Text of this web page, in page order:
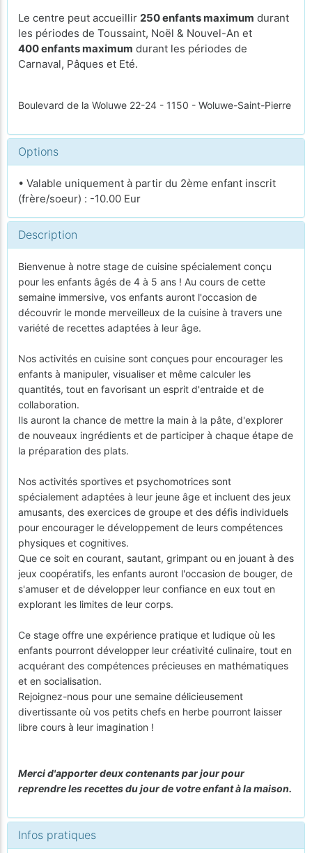
Le centre peut accueillir 250 enfants maximum durant
les périodes de Toussaint, Noël & Nouvel-An et
400 enfants maximum durant les périodes de
Carnaval, Pâques et Eté.
Boulevard de la Woluwe 22-24 - 1150 - Woluwe-Saint-Pierre
Options
• Valable uniquement à partir du 2ème enfant inscrit
(frère/soeur) : -10.00 Eur
Description
Bienvenue à notre stage de cuisine spécialement conçu
pour les enfants âgés de 4 à 5 ans ! Au cours de cette
semaine immersive, vos enfants auront l'occasion de
découvrir le monde merveilleux de la cuisine à travers une
variété de recettes adaptées à leur âge.
Nos activités en cuisine sont conçues pour encourager les
enfants à manipuler, visualiser et même calculer les
quantités, tout en favorisant un esprit d'entraide et de
collaboration.
Ils auront la chance de mettre la main à la pâte, d'explorer
de nouveaux ingrédients et de participer à chaque étape de
la préparation des plats.
Nos activités sportives et psychomotrices sont
spécialement adaptées à leur jeune âge et incluent des jeux
amusants, des exercices de groupe et des défis individuels
pour encourager le développement de leurs compétences
physiques et cognitives.
Que ce soit en courant, sautant, grimpant ou en jouant à des
jeux coopératifs, les enfants auront l'occasion de bouger, de
s'amuser et de développer leur confiance en eux tout en
explorant les limites de leur corps.
Ce stage offre une expérience pratique et ludique où les
enfants pourront développer leur créativité culinaire, tout en
acquérant des compétences précieuses en mathématiques
et en socialisation.
Rejoignez-nous pour une semaine délicieusement
divertissante où vos petits chefs en herbe pourront laisser
libre cours à leur imagination !
Merci d'apporter deux contenants par jour pour
reprendre les recettes du jour de votre enfant à la maison.
Infos pratiques